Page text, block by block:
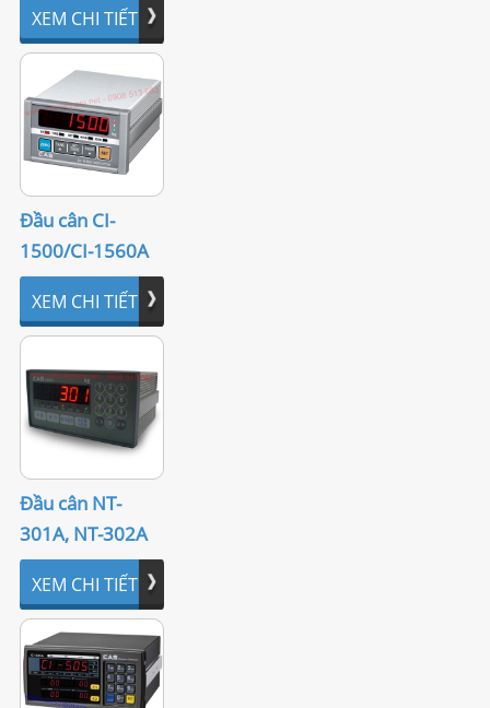
LIÊN HỆ
XEM CHI TIẾT
Đầu cân CI-
1500/CI-1560A
XEM CHI TIẾT
Đầu cân NT-
301A, NT-302A
XEM CHI TIẾT